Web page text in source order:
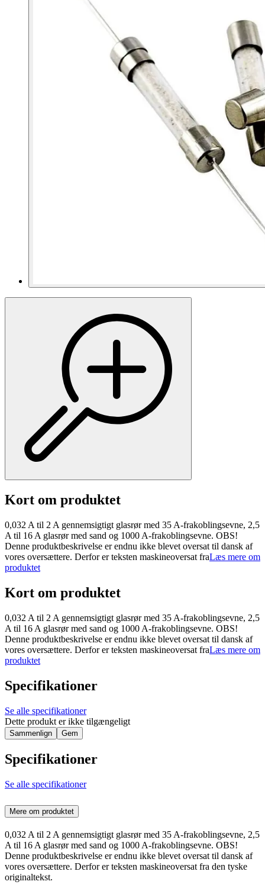
Kort om produktet
0,032 A til 2 A gennemsigtigt glasrør med 35 A-frakoblingsevne, 2,5
A til 16 A glasrør med sand og 1000 A-frakoblingsevne. OBS!
Denne produktbeskrivelse er endnu ikke blevet oversat til dansk af
vores oversættere. Derfor er teksten maskineoversat fraLæs mere om
produktet
Kort om produktet
0,032 A til 2 A gennemsigtigt glasrør med 35 A-frakoblingsevne, 2,5
A til 16 A glasrør med sand og 1000 A-frakoblingsevne. OBS!
Denne produktbeskrivelse er endnu ikke blevet oversat til dansk af
vores oversættere. Derfor er teksten maskineoversat fraLæs mere om
produktet
Specifikationer
Se alle specifikationer
Dette produkt er ikke tilgængeligt
Sammenlign Gem
Specifikationer
Se alle specifikationer
Mere om produktet
0,032 A til 2 A gennemsigtigt glasrør med 35 A-frakoblingsevne, 2,5
A til 16 A glasrør med sand og 1000 A-frakoblingsevne. OBS!
Denne produktbeskrivelse er endnu ikke blevet oversat til dansk af
vores oversættere. Derfor er teksten maskineoversat fra den tyske
originaltekst.